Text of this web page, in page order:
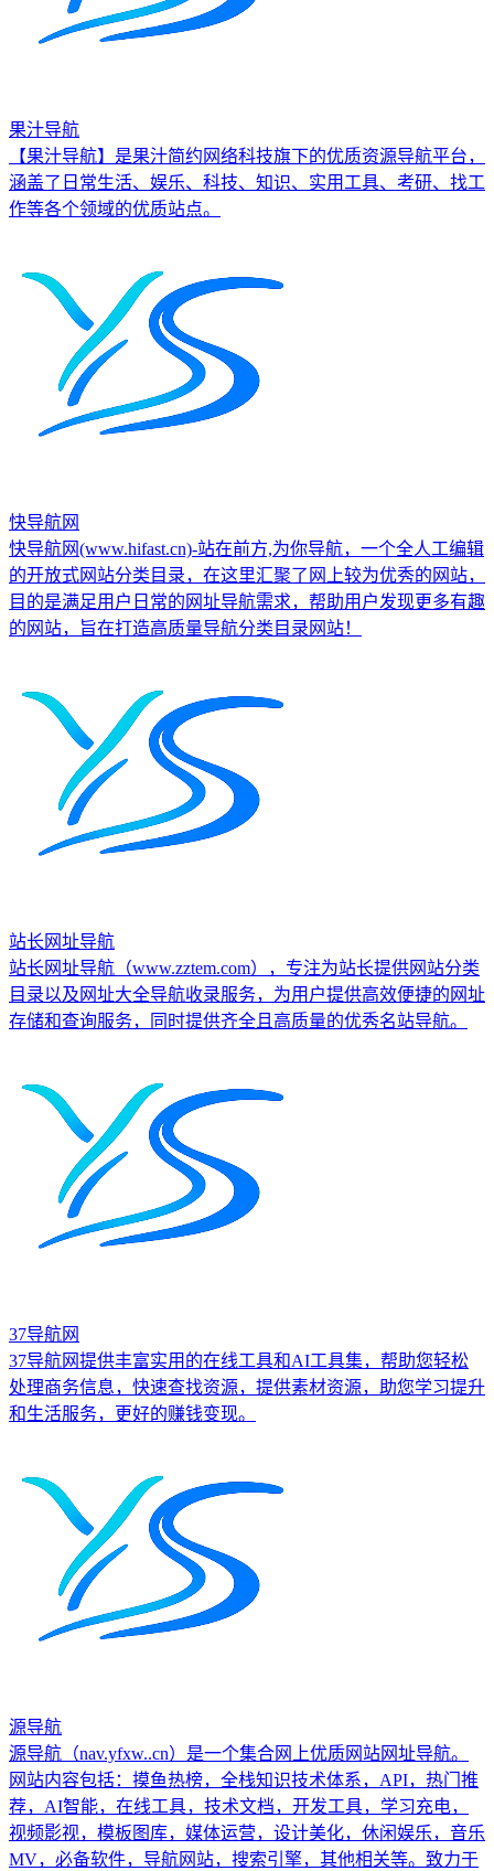
果汁导航
【果汁导航】是果汁简约网络科技旗下的优质资源导航平台，
涵盖了日常生活、娱乐、科技、知识、实用工具、考研、找工
作等各个领域的优质站点。
快导航网
快导航网(www.hifast.cn)-站在前方,为你导航，一个全人工编辑
的开放式网站分类目录，在这里汇聚了网上较为优秀的网站，
目的是满足用户日常的网址导航需求，帮助用户发现更多有趣
的网站，旨在打造高质量导航分类目录网站！
站长网址导航
站长网址导航（www.zztem.com），专注为站长提供网站分类
目录以及网址大全导航收录服务，为用户提供高效便捷的网址
存储和查询服务，同时提供齐全且高质量的优秀名站导航。
37导航网
37导航网提供丰富实用的在线工具和AI工具集，帮助您轻松
处理商务信息，快速查找资源，提供素材资源，助您学习提升
和生活服务，更好的赚钱变现。
源导航
源导航（nav.yfxw..cn）是一个集合网上优质网站网址导航。
网站内容包括：摸鱼热榜，全栈知识技术体系，API，热门推
荐，AI智能，在线工具，技术文档，开发工具，学习充电，
视频影视，模板图库，媒体运营，设计美化，休闲娱乐，音乐
MV，必备软件，导航网站，搜索引擎，其他相关等。致力于